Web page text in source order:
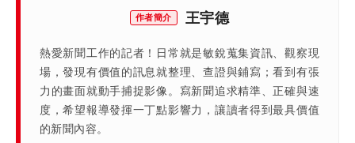
作者簡介 王宇德
熱愛新聞工作的記者！日常就是敏銳蒐集資訊、觀察現
場，發現有價值的訊息就整理、查證與鋪寫；看到有張
力的畫面就動手捕捉影像。寫新聞追求精準、正確與速
度，希望報導發揮一丁點影響力，讓讀者得到最具價值
的新聞內容。